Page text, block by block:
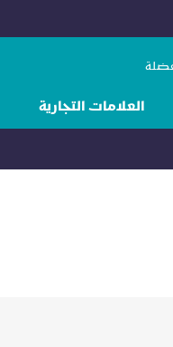
العلامات التجارية